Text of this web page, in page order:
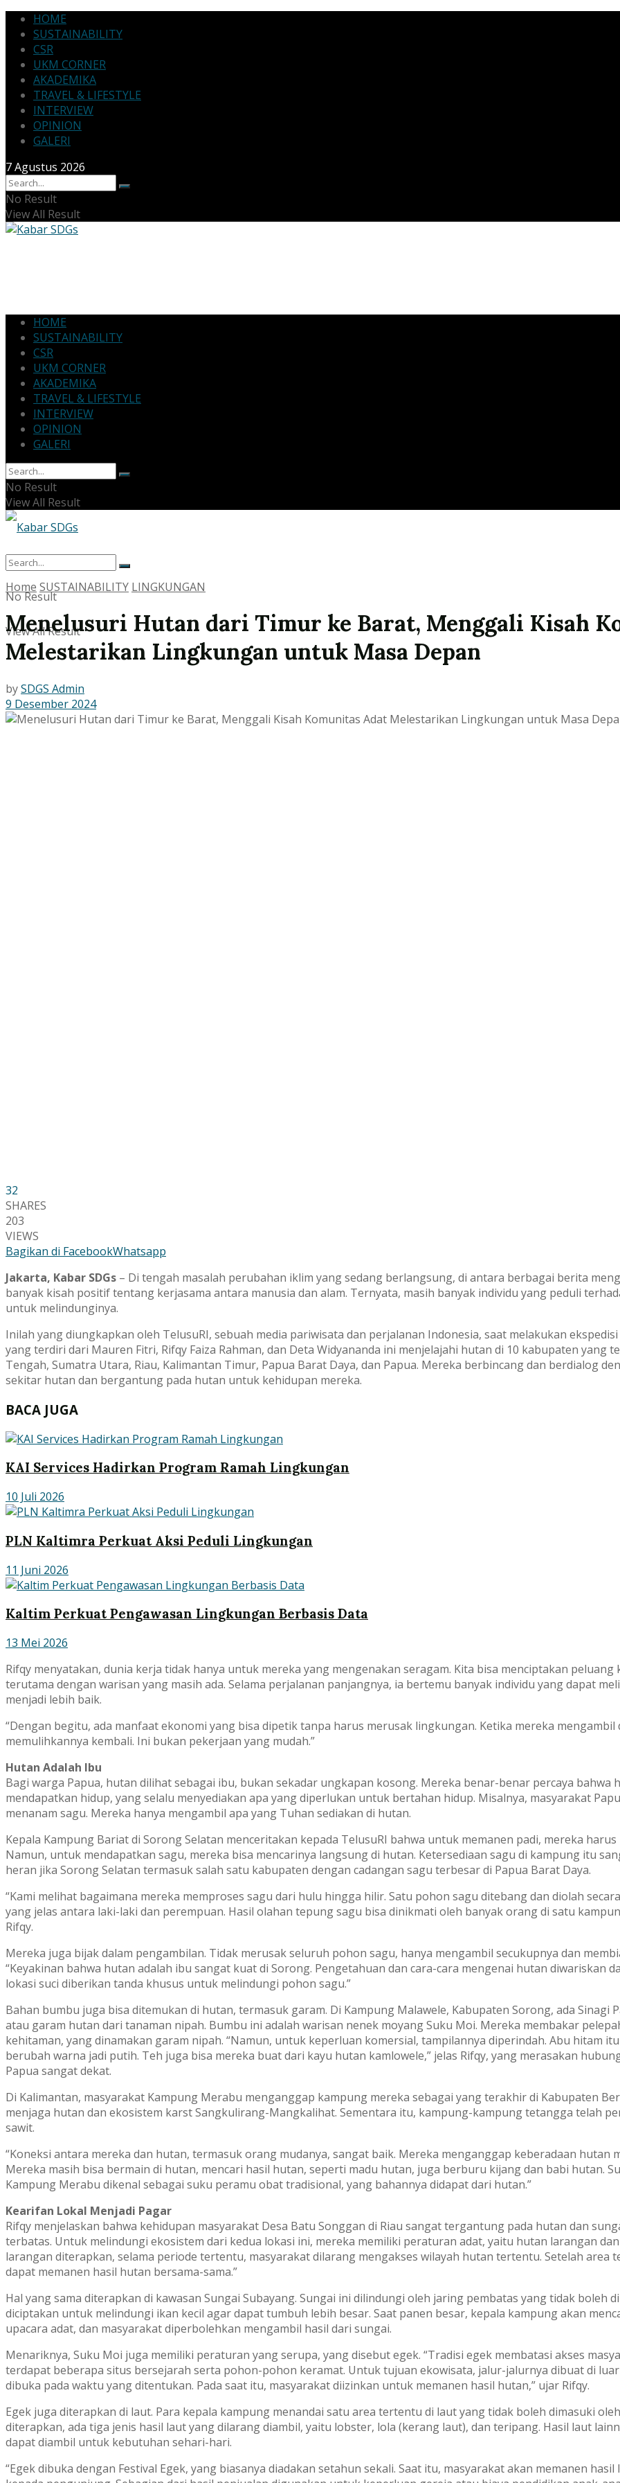
HOME
SUSTAINABILITY
CSR
UKM CORNER
AKADEMIKA
TRAVEL & LIFESTYLE
INTERVIEW
OPINION
GALERI
7 Agustus 2026
No Result
View All Result
HOME
SUSTAINABILITY
CSR
UKM CORNER
AKADEMIKA
TRAVEL & LIFESTYLE
INTERVIEW
OPINION
GALERI
No Result
View All Result
No Result
View All Result
Home SUSTAINABILITY LINGKUNGAN
Menelusuri Hutan dari Timur ke Barat, Menggali Kisah
Melestarikan Lingkungan untuk Masa Depan
bySDGS Admin
9 Desember 2024
32
SHARES
203
VIEWS
Bagikan di FacebookWhatsapp
Jakarta, Kabar SDGs – Di tengah masalah perubahan iklim yang sedang berlangsung, di antara berbagai berita
banyak kisah positif tentang kerjasama antara manusia dan alam. Ternyata, masih banyak individu yang peduli
untuk melindunginya.
Inilah yang diungkapkan oleh TelusuRI, sebuah media pariwisata dan perjalanan Indonesia, saat melakukan
yang terdiri dari Mauren Fitri, Rifqy Faiza Rahman, dan Deta Widyananda ini menjelajahi hutan di 10 kabupaten yang
Tengah, Sumatra Utara, Riau, Kalimantan Timur, Papua Barat Daya, dan Papua. Mereka berbincang dan berdialog
sekitar hutan dan bergantung pada hutan untuk kehidupan mereka.
BACA JUGA
KAI Services Hadirkan Program Ramah Lingkungan
10 Juli 2026
PLN Kaltimra Perkuat Aksi Peduli Lingkungan
11 Juni 2026
Kaltim Perkuat Pengawasan Lingkungan Berbasis Data
13 Mei 2026
Rifqy menyatakan, dunia kerja tidak hanya untuk mereka yang mengenakan seragam. Kita bisa menciptakan
terutama dengan warisan yang masih ada. Selama perjalanan panjangnya, ia bertemu banyak individu yang dapat
menjadi lebih baik.
“Dengan begitu, ada manfaat ekonomi yang bisa dipetik tanpa harus merusak lingkungan. Ketika mereka mengambil
memulihkannya kembali. Ini bukan pekerjaan yang mudah.”
Hutan Adalah Ibu
Bagi warga Papua, hutan dilihat sebagai ibu, bukan sekadar ungkapan kosong. Mereka benar-benar percaya bahwa
mendapatkan hidup, yang selalu menyediakan apa yang diperlukan untuk bertahan hidup. Misalnya, masyarakat
menanam sagu. Mereka hanya mengambil apa yang Tuhan sediakan di hutan.
Kepala Kampung Bariat di Sorong Selatan menceritakan kepada TelusuRI bahwa untuk memanen padi, mereka
Namun, untuk mendapatkan sagu, mereka bisa mencarinya langsung di hutan. Ketersediaan sagu di kampung itu
heran jika Sorong Selatan termasuk salah satu kabupaten dengan cadangan sagu terbesar di Papua Barat Daya.
“Kami melihat bagaimana mereka memproses sagu dari hulu hingga hilir. Satu pohon sagu ditebang dan diolah
yang jelas antara laki-laki dan perempuan. Hasil olahan tepung sagu bisa dinikmati oleh banyak orang di satu
Rifqy.
Mereka juga bijak dalam pengambilan. Tidak merusak seluruh pohon sagu, hanya mengambil secukupnya dan
“Keyakinan bahwa hutan adalah ibu sangat kuat di Sorong. Pengetahuan dan cara-cara mengenai hutan diwariskan
lokasi suci diberikan tanda khusus untuk melindungi pohon sagu.”
Bahan bumbu juga bisa ditemukan di hutan, termasuk garam. Di Kampung Malawele, Kabupaten Sorong, ada Sinagi
atau garam hutan dari tanaman nipah. Bumbu ini adalah warisan nenek moyang Suku Moi. Mereka membakar
kehitaman, yang dinamakan garam nipah. “Namun, untuk keperluan komersial, tampilannya diperindah. Abu hitam
berubah warna jadi putih. Teh juga bisa mereka buat dari kayu hutan kamlowele,” jelas Rifqy, yang merasakan
Papua sangat dekat.
Di Kalimantan, masyarakat Kampung Merabu menganggap kampung mereka sebagai yang terakhir di Kabupaten
menjaga hutan dan ekosistem karst Sangkulirang-Mangkalihat. Sementara itu, kampung-kampung tetangga telah
sawit.
“Koneksi antara mereka dan hutan, termasuk orang mudanya, sangat baik. Mereka menganggap keberadaan hutan
Mereka masih bisa bermain di hutan, mencari hasil hutan, seperti madu hutan, juga berburu kijang dan babi hutan.
Kampung Merabu dikenal sebagai suku peramu obat tradisional, yang bahannya didapat dari hutan.”
Kearifan Lokal Menjadi Pagar
Rifqy menjelaskan bahwa kehidupan masyarakat Desa Batu Songgan di Riau sangat tergantung pada hutan dan
terbatas. Untuk melindungi ekosistem dari kedua lokasi ini, mereka memiliki peraturan adat, yaitu hutan larangan
larangan diterapkan, selama periode tertentu, masyarakat dilarang mengakses wilayah hutan tertentu. Setelah area
dapat memanen hasil hutan bersama-sama.”
Hal yang sama diterapkan di kawasan Sungai Subayang. Sungai ini dilindungi oleh jaring pembatas yang tidak boleh
diciptakan untuk melindungi ikan kecil agar dapat tumbuh lebih besar. Saat panen besar, kepala kampung akan
upacara adat, dan masyarakat diperbolehkan mengambil hasil dari sungai.
Menariknya, Suku Moi juga memiliki peraturan yang serupa, yang disebut egek. “Tradisi egek membatasi akses
terdapat beberapa situs bersejarah serta pohon-pohon keramat. Untuk tujuan ekowisata, jalur-jalurnya dibuat di
dibuka pada waktu yang ditentukan. Pada saat itu, masyarakat diizinkan untuk memanen hasil hutan,” ujar Rifqy.
Egek juga diterapkan di laut. Para kepala kampung menandai satu area tertentu di laut yang tidak boleh dimasuki
diterapkan, ada tiga jenis hasil laut yang dilarang diambil, yaitu lobster, lola (kerang laut), dan teripang. Hasil laut
dapat diambil untuk kebutuhan sehari-hari.
“Egek dibuka dengan Festival Egek, yang biasanya diadakan setahun sekali. Saat itu, masyarakat akan memanen